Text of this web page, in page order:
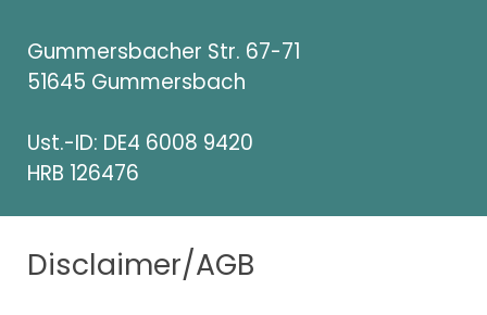
Gummersbacher Str. 67-71
51645 Gummersbach
Ust.-ID: DE4 6008 9420
HRB 126476
Disclaimer/AGB